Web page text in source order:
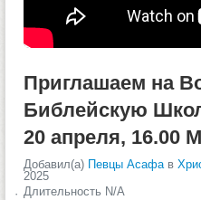
Приглашаем на
Библейскую
20 апреля, 16.00
Добавил(а) Певцы Асафав
2025
Длительность N/A